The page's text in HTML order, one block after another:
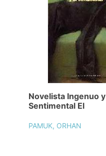
Novelista Ingenuo y
Sentimental El
PAMUK, ORHAN